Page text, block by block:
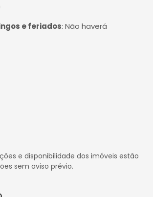
e feriados: Não haverá
e disponibilidade dos imóveis estão
sem aviso prévio.